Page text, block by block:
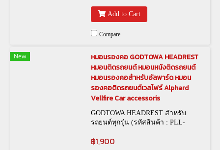
Add to Cart
Compare
New
หมอนรองคอ GODTOWA HEADREST
หมอนติดรถยนต์ หมอนหนังติดรถยนต์
หมอนรองคอสำหรับอัลพาร์ด หมอน
รองคอติดรถยนต์เวลไฟร์ Alphard
Vellfire Car accessoris
GODTOWA HEADREST สำหรับ
รถยนต์ทุกรุ่น (รหัสสินค้า : PLL-
฿1,900